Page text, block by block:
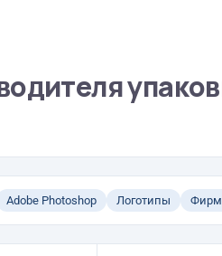
Adobe Photoshop Логотипы